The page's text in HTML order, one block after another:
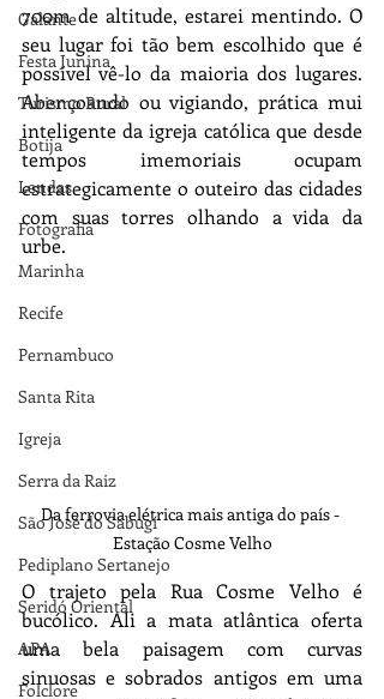
Galante
Festa Junina
Turismo Rural
Botija
Lendas
Fotografia
Marinha
Recife
Pernambuco
Santa Rita
Igreja
Serra da Raiz
São José do Sabugí
Pediplano Sertanejo
Seridó Oriental
APA
Folclore
700m de altitude, estarei mentindo. O
seu lugar foi tão bem escolhido que é
possível vê-lo da maioria dos lugares.
Abençoando ou vigiando, prática mui
inteligente da igreja católica que desde
tempos imemoriais ocupam
estrategicamente o outeiro das cidades
com suas torres olhando a vida da
urbe.
Da ferrovia elétrica mais antiga do país -
Estação Cosme Velho
O trajeto pela Rua Cosme Velho é
bucólico. Ali a mata atlântica oferta
uma bela paisagem com curvas
sinuosas e sobrados antigos em uma